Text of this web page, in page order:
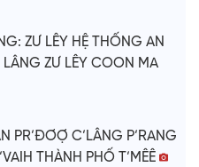
ZƯ LÊY HỆ THỐNG AN
LÂNG ZƯ LÊY COON MA
PR’ĐƠỢ C’LÂNG P’RANG
THÀNH PHỐ T’MÊÊ